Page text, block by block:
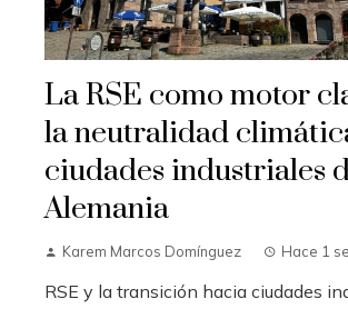
La RSE como motor
la neutralidad
ciudades industriales
Alemania
Karem Marcos Domínguez Hace 1
RSE y la transición hacia ciudades